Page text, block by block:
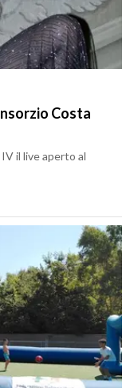
Costa
il live aperto al